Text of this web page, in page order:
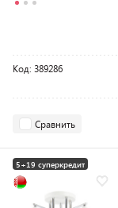
Код: 389286
Сравнить
5+19 суперкредит